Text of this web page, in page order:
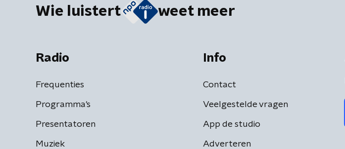
Wie luistert weet meer
Radio
Frequenties
Programma's
Presentatoren
Muziek
Info
Contact
Veelgestelde vragen
App de studio
Adverteren